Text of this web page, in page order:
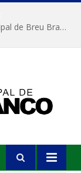
Solene de Reinauguração da Câmara Municipal de Breu Branco